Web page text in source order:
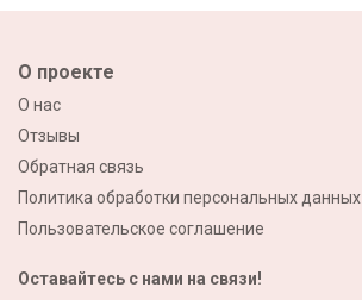
О проекте
О нас
Отзывы
Обратная связь
Политика обработки персональных данных
Пользовательское соглашение
Оставайтесь с нами на связи!